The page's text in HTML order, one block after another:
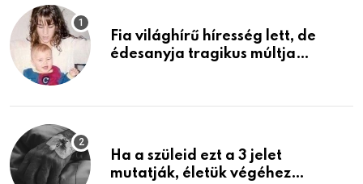
Fia világhírű híresség lett, de
édesanyja tragikus múltja
Ha a szüleid ezt a 3 jelet
mutatják, életük végéhez